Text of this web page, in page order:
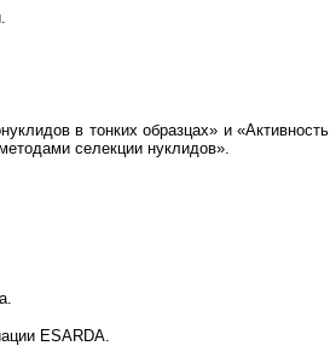
в тонких образцах» и «Активность
селекции нуклидов».
ESARDA.